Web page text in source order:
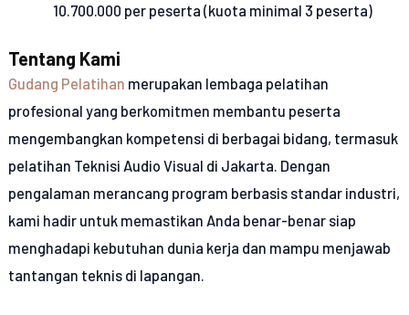
10.700.000 per peserta (kuota minimal 3 peserta)
Tentang Kami
Gudang Pelatihan merupakan lembaga pelatihan
profesional yang berkomitmen membantu peserta
mengembangkan kompetensi di berbagai bidang, termasuk
pelatihan Teknisi Audio Visual di Jakarta. Dengan
pengalaman merancang program berbasis standar industri,
kami hadir untuk memastikan Anda benar-benar siap
menghadapi kebutuhan dunia kerja dan mampu menjawab
tantangan teknis di lapangan.